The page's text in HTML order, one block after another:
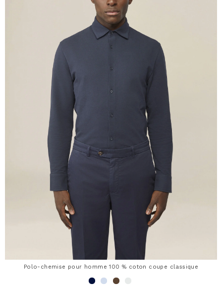
Polo-chemise pour homme 100 % coton coupe classique